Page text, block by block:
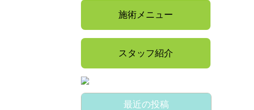
施術メニュー
スタッフ紹介
最近の投稿